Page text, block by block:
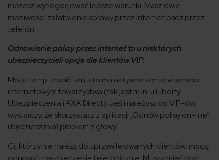
możesz wynegocjować lepsze warunki. Masz dwie
możliwości: załatwienie sprawy przez internet bądź przez
telefon.
Odnowienie polisy przez internet to u niektórych
ubezpieczycieli opcja dla klientów VIP.
Może to np. zrobić ten, kto ma aktywne konto w serwisie
internetowym towarzystwa (tak jest m.in. u Liberty
Ubezpieczenia i AXA Direct). Jeśli należysz do VIP-ów,
wystarczy, że skorzystasz z aplikacji „Odnów polisę on-line”
i będziesz miał problem z głowy.
Ci, którzy nie należą do uprzywilejowanych klientów, mogą